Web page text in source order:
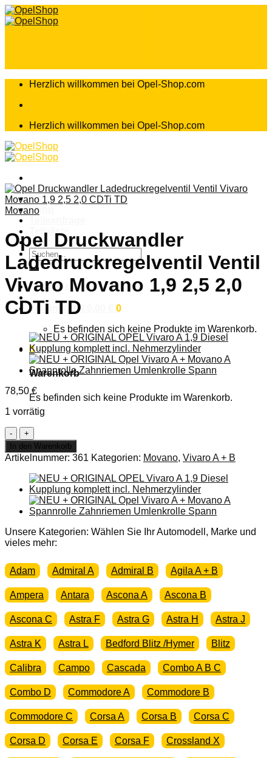
Zum
Inhalt
Herzlich willkommen bei Opel-Shop.com
Herzlich willkommen bei Opel-Shop.com
Home
Shop
Teileliste
Suchen
nach:
Anmelden
Warenkorb /
0
Es befinden sich keine Produkte im Warenkorb.
0
Warenkorb
Es befinden sich keine Produkte im Warenkorb.
Movano
Opel Druckwandler
Ladedruckregelventil Ventil
Vivaro Movano 1,9 2,5 2,0
CDTi TD
78,50 €
1 vorrätig
Opel
Druckwandler
Ladedruckregelventil
Ventil
Vivaro
Movano
1,9
2,5
2,0
CDTi
TD
In den Warenkorb
Artikelnummer: 361 Kategorien: Movano, Vivaro A + B
Unsere Kategorien: Wählen Sie Ihr Automodell, Marke und
vieles mehr:
Adam Admiral A Admiral B Agila A + B
Ampera Antara Ascona A Ascona B
Ascona C Astra F Astra G Astra H Astra J
Astra K Astra L Bedford Blitz /Hymer Blitz
Calibra Campo Cascada Combo A B C
Combo D Commodore A Commodore B
Commodore C Corsa A Corsa B Corsa C
Corsa D Corsa E Corsa F Crossland X